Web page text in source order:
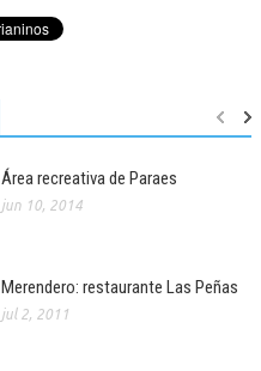
Área recreativa de Paraes
jun 10, 2014
Merendero: restaurante Las Peñas
jul 2, 2011